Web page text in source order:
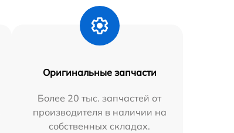
Оригинальные запчасти
Более 20 тыс. запчастей от
производителя в наличии на
собственных складах.